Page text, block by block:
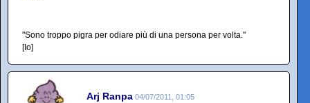
"Sono troppo pigra per odiare più di una persona per volta."
[Io]
Arj Ranpa 04/07/2011, 01:05